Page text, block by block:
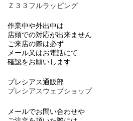
Ｚ３３フルラッピング
作業中や外出中は
店頭での対応が出来ません
ご来店の際は必ず
メール又はお電話にて
確認をお願いします
プレシアス通販部
プレシアスウェブショップ
メールでお問い合わせや